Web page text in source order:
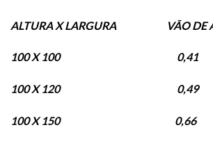
ALTURA X LARGURA VÃO DE
100 X 100 0,41
100 X 120 0,49
100 X 150 0,66